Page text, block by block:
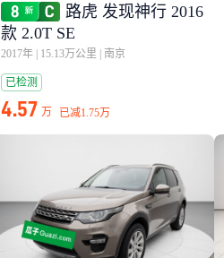
路虎 发现神行 2016
款 2.0T SE
2017年 15.13万公里 南京
已检测
4.57 万 已减1.75万